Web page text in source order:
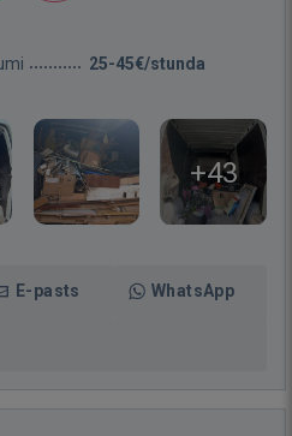
25-45€/stunda
+43
E-pasts WhatsApp